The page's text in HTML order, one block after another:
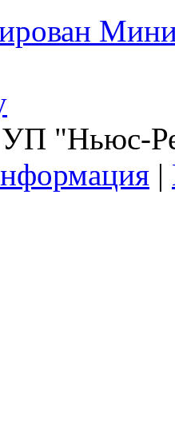
"Ньюс-
|